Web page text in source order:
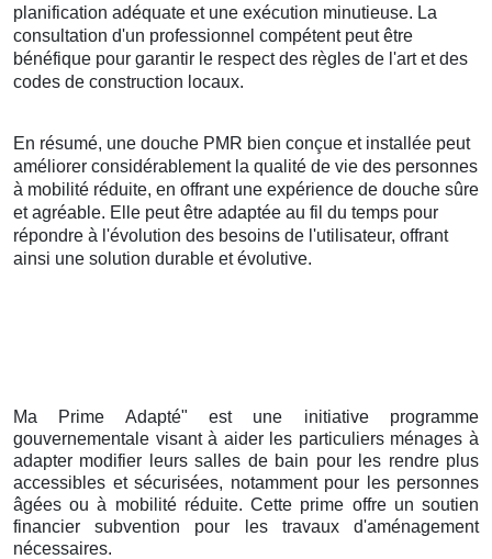
planification adéquate et une exécution minutieuse. La
consultation d'un professionnel compétent peut être
bénéfique pour garantir le respect des règles de l'art et des
codes de construction locaux.
En résumé, une douche PMR bien conçue et installée peut
améliorer considérablement la qualité de vie des personnes
à mobilité réduite, en offrant une expérience de douche sûre
et agréable. Elle peut être adaptée au fil du temps pour
répondre à l'évolution des besoins de l'utilisateur, offrant
ainsi une solution durable et évolutive.
Ma Prime Adapté" est une initiative programme
gouvernementale visant à aider les particuliers ménages à
adapter modifier leurs salles de bain pour les rendre plus
accessibles et sécurisées, notamment pour les personnes
âgées ou à mobilité réduite. Cette prime offre un soutien
financier subvention pour les travaux d'aménagement
nécessaires.